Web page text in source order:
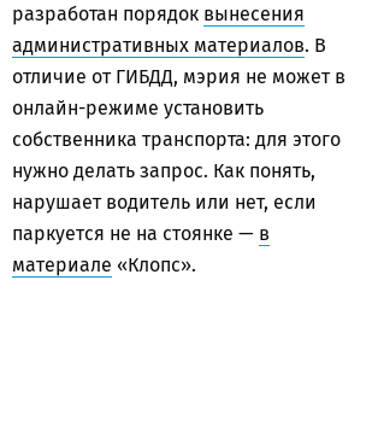
разработан порядок вынесения
административных материалов. В
отличие от ГИБДД, мэрия не может в
онлайн-режиме установить
собственника транспорта: для этого
нужно делать запрос. Как понять,
нарушает водитель или нет, если
паркуется не на стоянке — в
материале «Клопс».